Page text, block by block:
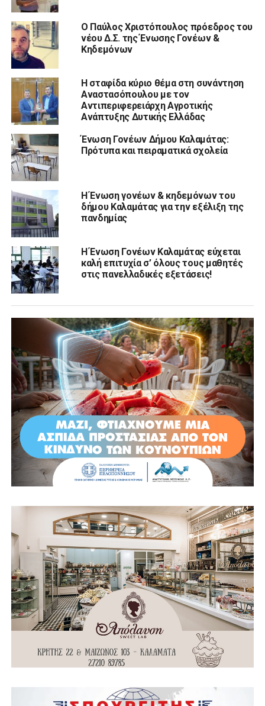
Ο Παύλος Χριστόπουλος πρόεδρος του
νέου Δ.Σ. της Ένωσης Γονέων &
Κηδεμόνων
Η σταφίδα κύριο θέμα στη συνάντηση
Αναστασόπουλου με τον
Αντιπεριφερειάρχη Αγροτικής
Ανάπτυξης Δυτικής Ελλάδας
Ένωση Γονέων Δήμου Καλαμάτας:
Πρότυπα και πειραματικά σχολεία
Η Ένωση γονέων & κηδεμόνων του
δήμου Καλαμάτας για την εξέλιξη της
πανδημίας
Η Ένωση Γονέων Καλαμάτας εύχεται
καλή επιτυχία σ’ όλους τους μαθητές
στις πανελλαδικές εξετάσεις!